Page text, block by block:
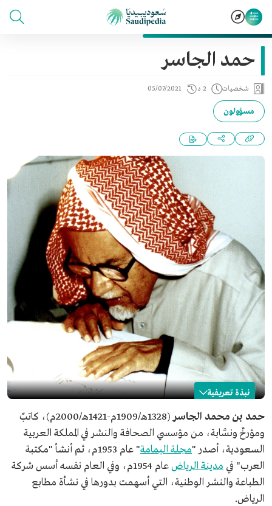
حمد الجاسر
شخصيات 2 د 05/07/2021
مسؤولون
نبذة تعريفية
حمد الجاسر
الاسم
حمد الجاسر.
تاريخ الميلاد
1328هـ/1909م.
مكان الميلاد
العاصمة الرياض.
تاريخ الوفاة
1421هـ/2000م.
حمد بن محمد الجاسر
(1328هـ/1909م-1421هـ/2000م)، كاتبٌ
ومؤرخٌ ونسَّابة، من مؤسسي الصحافة والنشر في المملكة العربية
السعودية، أصدر "مجلة اليمامة
" عام 1953م، ثم أنشأ "مكتبة
العرب" في مدينة الرياض
عام 1954م، وفي العام نفسه أسس شركة
الطباعة والنشر الوطنية، التي أسهمت بدورها في نشأة مطابع
الرياض.